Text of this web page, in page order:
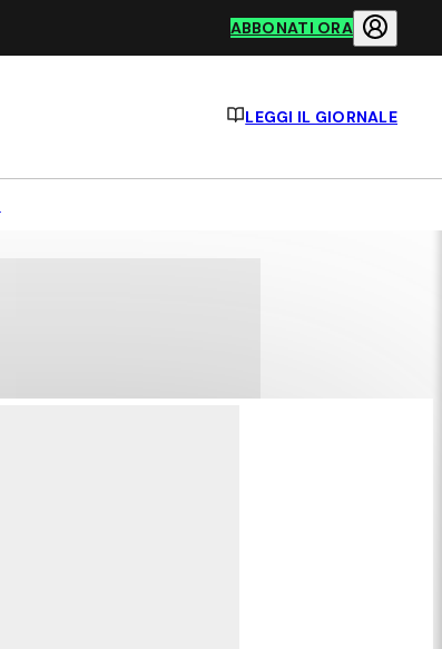
ABBONATI ORA
LEGGI IL GIORNALE